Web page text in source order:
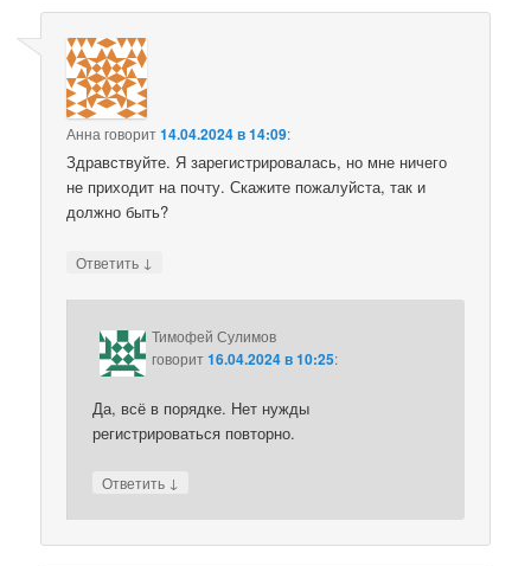
Аннаговорит14.04.2024 в 14:09:
Здравствуйте. Я зарегистрировалась, но мне ничего
не приходит на почту. Скажите пожалуйста, так и
должно быть?
Ответить ↓
Тимофей Сулимов
говорит16.04.2024 в 10:25:
Да, всё в порядке. Нет нужды
регистрироваться повторно.
Ответить ↓